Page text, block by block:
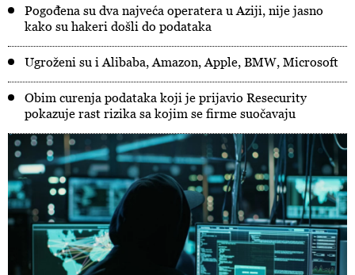
Pogođena su dva najveća operatera u Aziji, nije jasno
kako su hakeri došli do podataka
Ugroženi su i Alibaba, Amazon, Apple, BMW, Microsoft
Obim curenja podataka koji je prijavio Resecurity
pokazuje rast rizika sa kojim se firme suočavaju